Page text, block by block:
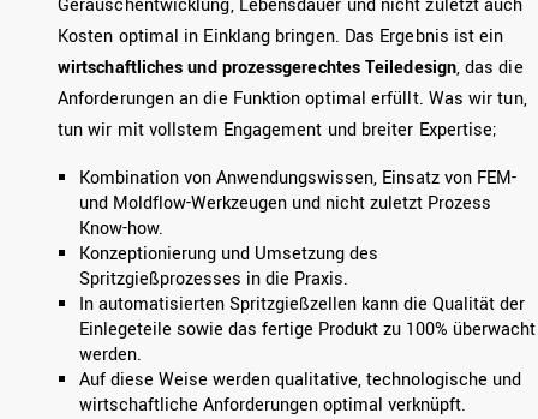
Kosten optimal in Einklang bringen. Das Ergebnis ist ein
wirtschaftliches und prozessgerechtes Teiledesign, das die
Anforderungen an die Funktion optimal erfüllt. Was wir tun,
tun wir mit vollstem Engagement und breiter Expertise;
Kombination von Anwendungswissen, Einsatz von FEM-
und Moldflow-Werkzeugen und nicht zuletzt Prozess
Know-how.
Konzeptionierung und Umsetzung des
Spritzgießprozesses in die Praxis.
In automatisierten Spritzgießzellen kann die Qualität der
Einlegeteile sowie das fertige Produkt zu 100% überwacht
werden.
Auf diese Weise werden qualitative, technologische und
wirtschaftliche Anforderungen optimal verknüpft.